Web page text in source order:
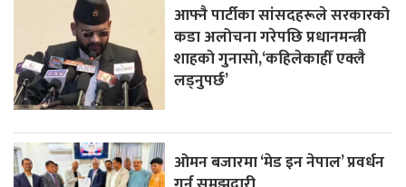
आफ्नै पार्टीका सांसदहरूले सरकारको
कडा अलोचना गरेपछि प्रधानमन्त्री
शाहकाे गुनासाे,‘कहिलेकाहीँ एक्लै
लड्नुपर्छ’
ओमन बजारमा ‘मेड इन नेपाल’ प्रवर्धन